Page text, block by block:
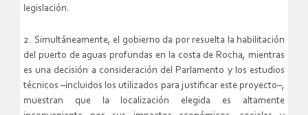
legislación.
2. Simultáneamente, el gobierno da por resuelta la habilitación
del puerto de aguas profundas en la costa de Rocha, mientras
es una decisión a consideración del Parlamento y los estudios
técnicos –incluidos los utilizados para justificar este proyecto–,
muestran que la localización elegida es altamente